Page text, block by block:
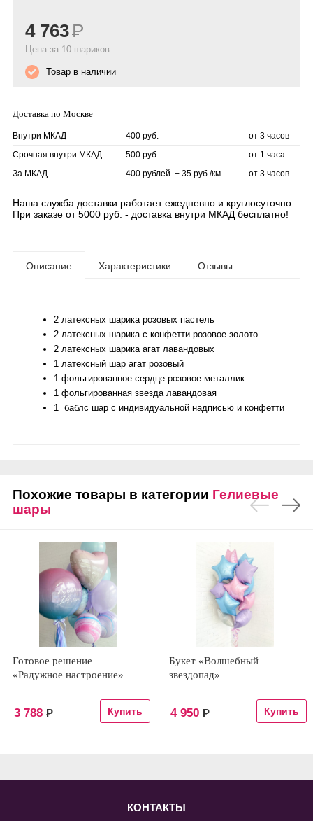
4 763Р
Цена за 10 шариков
Товар в наличии
Доставка по Москве
Внутри МКАД 400 руб.
от 3 часов
Срочная внутри МКАД
500 руб.
от 1 часа
За МКАД
400 рублей. + 35 руб./км. от 3 часов
Наша служба доставки работает ежедневно и круглосуточно.
При заказе от 5000 руб. - доставка внутри МКАД бесплатно!
Описание Характеристики Отзывы
2 латексных шарика розовых пастель
2 латексных шарика с конфетти розовое-золото
2 латексных шарика агат лавандовых
1 латексный шар агат розовый
1 фольгированное сердце розовое металлик
1 фольгированная звезда лавандовая
1 баблс шар с индивидуальной надписью и конфетти
Похожие товары в категории Гелиевые
шары
Готовое решение
«Радужное настроение»
3 788 Р
Букет «Волшебный
звездопад»
4 950 Р
КОНТАКТЫ